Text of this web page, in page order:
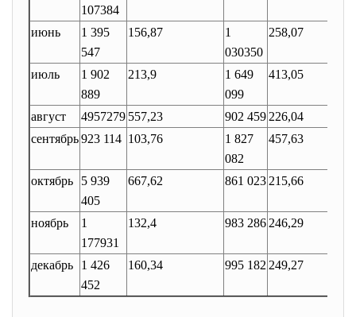
107384
июнь
1 395
547
156,87
1
030350
258,07
июль
1 902
889
213,9
1 649
099
413,05
август 4957279 557,23 902 459 226,04
сентябрь923 114 103,76
1 827
082
457,63
октябрь
5 939
405
667,62 861 023 215,66
ноябрь
1
177931
132,4 983 286 246,29
декабрь
1 426
452
160,34 995 182 249,27